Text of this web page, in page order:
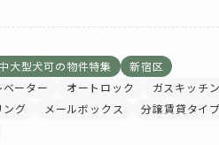
中大型犬可の物件特集
新宿区
ーター オートロック ガスキッチン
ング メールボックス 分譲賃貸タイプ